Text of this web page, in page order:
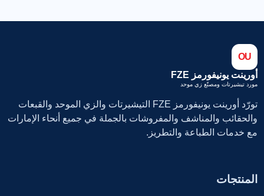
OU
أورينت يونيفورمز FZE
مورد تيشيرتات ومصنّع زي موحد
تورّد أورينت يونيفورمز FZE التيشيرتات والزي الموحد والقبعات
والحقائب والمناشف والمفروشات بالجملة في جميع أنحاء الإمارات
مع خدمات الطباعة والتطريز.
المنتجات